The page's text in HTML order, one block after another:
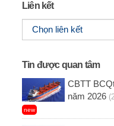
Liên kết
Tin được quan tâm
CBTT
năm 2026
new